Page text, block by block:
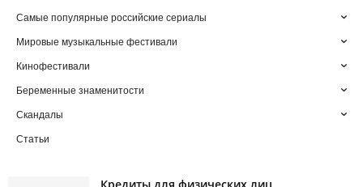
Самые популярные российские сериалы
Мировые музыкальные фестивали
Кинофестивали
Беременные знаменитости
Скандалы
Статьи